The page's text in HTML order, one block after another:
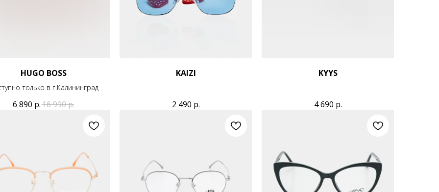
HUGO BOSS
только в г.Калининград
6 890 р.16 990р.
KAIZI
2 490 р.
KYYS
4 690 р.